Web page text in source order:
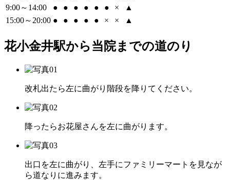
9:00～14:00
● ● ● ● ● ● ×
▲
15:00～20:00 ● ● ● ● ● × × ▲
花小金井駅から当院までの道のり
改札出たら左に曲がり階段を降りてください。
降ったらお花屋さんを左に曲がります。
出口を左に曲がり、左手にファミリーマートを見なが
ら道なりに進みます。